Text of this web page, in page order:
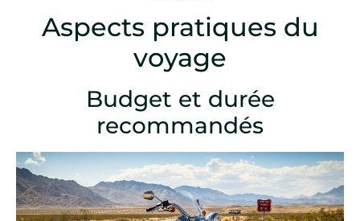
Aspects pratiques du
voyage
Budget et durée
recommandés